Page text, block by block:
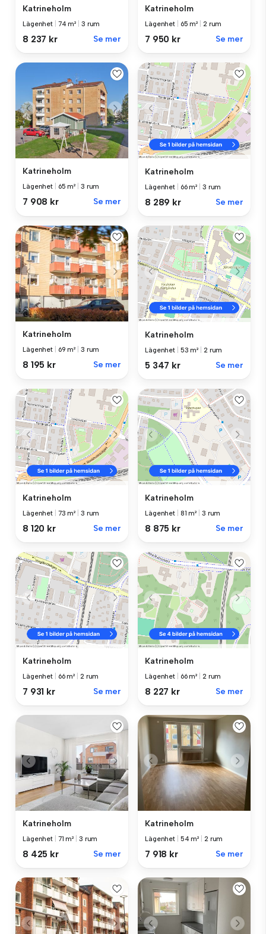
Katrineholm
Lägenhet 74 m² 3 rum
8 237 kr Se mer
Katrineholm
Lägenhet 65 m² 2 rum
7 950 kr Se mer
Katrineholm
Lägenhet 65 m² 3 rum
7 908 kr Se mer
Katrineholm
Lägenhet 66 m² 3 rum
8 289 kr Se mer
Katrineholm
Lägenhet 69 m² 3 rum
8 195 kr Se mer
Katrineholm
Lägenhet 53 m² 2 rum
5 347 kr Se mer
Katrineholm
Lägenhet 73 m² 3 rum
8 120 kr Se mer
Katrineholm
Lägenhet 81 m² 3 rum
8 875 kr Se mer
Katrineholm
Lägenhet 66 m² 2 rum
7 931 kr Se mer
Katrineholm
Lägenhet 66 m² 2 rum
8 227 kr Se mer
Katrineholm
Lägenhet 71 m² 3 rum
8 425 kr Se mer
Katrineholm
Lägenhet 54 m² 2 rum
7 918 kr Se mer